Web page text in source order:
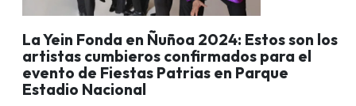
La Yein Fonda en Ñuñoa 2024: Estos son los
artistas cumbieros confirmados para el
evento de Fiestas Patrias en Parque
Estadio Nacional